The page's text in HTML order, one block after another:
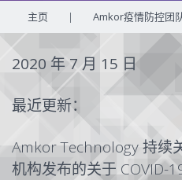
主页 | Amkor疫情防控团
2020 年 7 月 15 日
最近更新：
Amkor Technology 持续
机构发布的关于 COVID-